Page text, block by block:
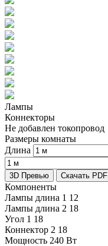
Лампы
Коннекторы
Не добавлен токопровод
Размеры комнаты
Длина
3D Превью Скачать PDF
Компоненты
Лампы длина 1 12
Лампы длина 2 18
Угол 1 18
Коннектор 2 18
Мощность 240 Вт